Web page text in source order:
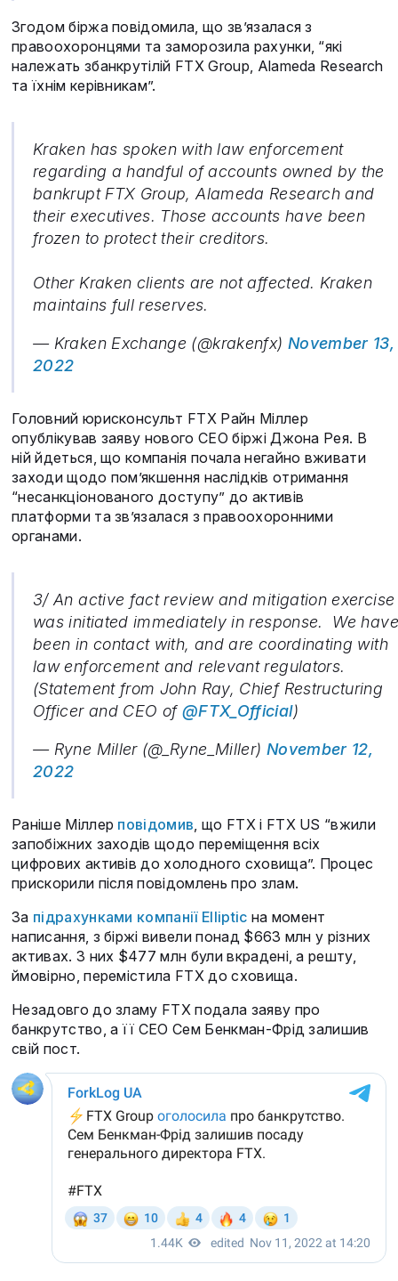
Згодом біржа повідомила, що зв’язалася з
правоохоронцями та заморозила рахунки, “які
належать збанкрутілій FTX Group, Alameda Research
та їхнім керівникам”.
Kraken has spoken with law enforcement
regarding a handful of accounts owned by the
bankrupt FTX Group, Alameda Research and
their executives. Those accounts have been
frozen to protect their creditors.
Other Kraken clients are not affected. Kraken
maintains full reserves.
— Kraken Exchange (@krakenfx) November 13,
2022
Головний юрисконсульт FTX Райн Міллер
опублікував заяву нового СЕО біржі Джона Рея. В
ній йдеться, що компанія почала негайно вживати
заходи щодо пом’якшення наслідків отримання
“несанкціонованого доступу” до активів
платформи та зв’язалася з правоохоронними
органами.
3/ An active fact review and mitigation exercise
was initiated immediately in response. We have
been in contact with, and are coordinating with
law enforcement and relevant regulators.
(Statement from John Ray, Chief Restructuring
Officer and CEO of @FTX_Official)
— Ryne Miller (@_Ryne_Miller) November 12,
2022
Раніше Міллер повідомив, що FTX і FTX US “вжили
запобіжних заходів щодо переміщення всіх
цифрових активів до холодного сховища”. Процес
прискорили після повідомлень про злам.
За підрахунками компанії Elliptic на момент
написання, з біржі вивели понад $663 млн у різних
активах. З них $477 млн були вкрадені, а решту,
ймовірно, перемістила FTX до сховища.
Незадовго до зламу FTX подала заяву про
банкрутство, а її СЕО Сем Бенкман-Фрід залишив
свій пост.